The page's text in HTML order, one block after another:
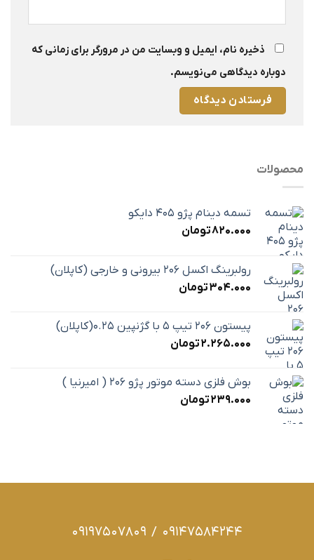
ذخیره نام، ایمیل و وبسایت من در مرورگر برای زمانی که
دوباره دیدگاهی می‌نویسم.
محصولات
تسمه دینام پژو 405 دایکو
820.000تومان
رولبرینگ اکسل 206 بیرونی و خارجی (کاپلان)
304.000تومان
پیستون 206 تیپ 5 با گژنپین 0.25(کاپلان)
2.265.000تومان
بوش فلزی دسته موتور پژو 206 ( امیرنیا )
239.000تومان
09147584244
/
09197507809